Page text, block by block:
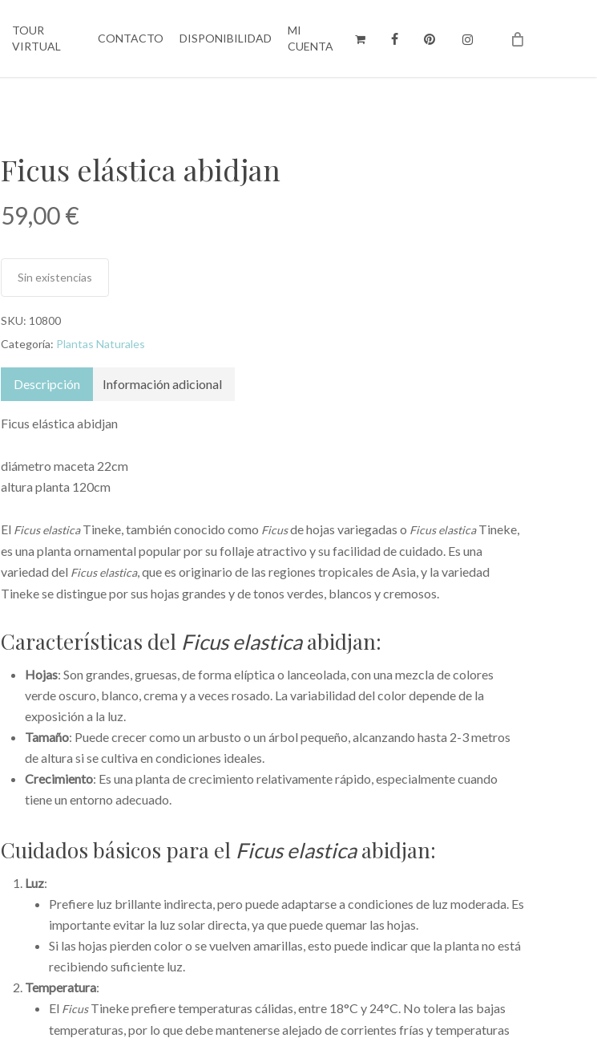
TOUR
VIRTUAL
CONTACTO DISPONIBILIDAD
MI
CUENTA
Ficus elástica abidjan
59,00€
Sin existencias
SKU: 10800
Categoría: Plantas Naturales
Descripción Información adicional
Ficus elástica abidjan
diámetro maceta 22cm
altura planta 120cm
El Ficus elasticaTineke, también conocido como Ficusde hojas variegadas o Ficus elasticaTineke,
es una planta ornamental popular por su follaje atractivo y su facilidad de cuidado. Es una
variedad del Ficus elastica, que es originario de las regiones tropicales de Asia, y la variedad
Tineke se distingue por sus hojas grandes y de tonos verdes, blancos y cremosos.
Características del Ficus elasticaabidjan:
Hojas: Son grandes, gruesas, de forma elíptica o lanceolada, con una mezcla de colores
verde oscuro, blanco, crema y a veces rosado. La variabilidad del color depende de la
exposición a la luz.
Tamaño: Puede crecer como un arbusto o un árbol pequeño, alcanzando hasta 2-3 metros
de altura si se cultiva en condiciones ideales.
Crecimiento: Es una planta de crecimiento relativamente rápido, especialmente cuando
tiene un entorno adecuado.
Cuidados básicos para el Ficus elasticaabidjan:
Luz:
Prefiere luz brillante indirecta, pero puede adaptarse a condiciones de luz moderada. Es
importante evitar la luz solar directa, ya que puede quemar las hojas.
Si las hojas pierden color o se vuelven amarillas, esto puede indicar que la planta no está
recibiendo suficiente luz.
Temperatura:
El FicusTineke prefiere temperaturas cálidas, entre 18°C y 24°C. No tolera las bajas
temperaturas, por lo que debe mantenerse alejado de corrientes frías y temperaturas